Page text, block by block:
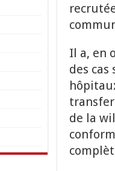
Il a, en
des
de la